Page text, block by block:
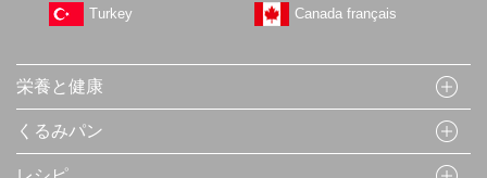
Turkey Canada français
栄養と健康
くるみパン